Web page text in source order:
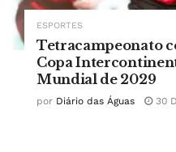
ESPORTES
Tetracampeonato
Copa
Mundial de 2029
por Diário das Águas 30